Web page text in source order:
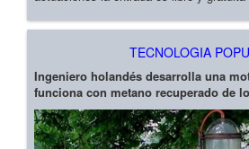
TECNOLOGIA
Ingeniero holandés desarrolla una
funciona con metano recuperado de